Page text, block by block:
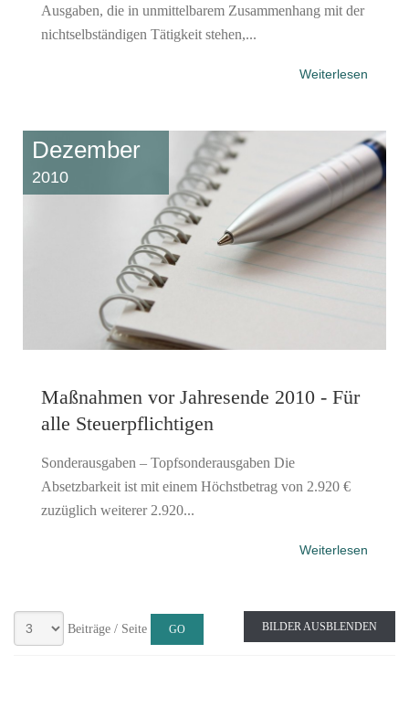
Ausgaben, die in unmittelbarem Zusammenhang mit der
nichtselbständigen Tätigkeit stehen,...
Weiterlesen
Dezember
2010
Maßnahmen vor Jahresende 2010 - Für
alle Steuerpflichtigen
Sonderausgaben – Topfsonderausgaben Die
Absetzbarkeit ist mit einem Höchstbetrag von 2.920 €
zuzüglich weiterer 2.920...
Weiterlesen
Beiträge / Seite BILDER AUSBLENDEN